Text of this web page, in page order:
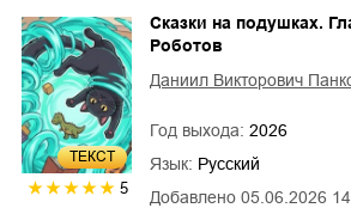
ТЕКСТ
5 Добавлено 05.06.2026
Сказки на подушках.
Роботов
Даниил Викторович
Год выхода: 2026
Язык: Русский